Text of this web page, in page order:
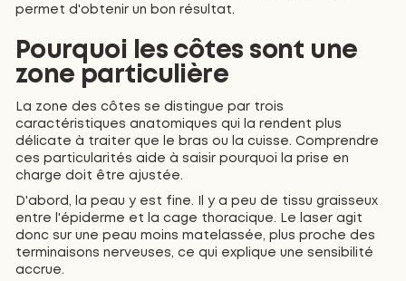
permet d'obtenir un bon résultat.
Pourquoi les côtes sont une
zone particulière
La zone des côtes se distingue par trois
caractéristiques anatomiques qui la rendent plus
délicate à traiter que le bras ou la cuisse. Comprendre
ces particularités aide à saisir pourquoi la prise en
charge doit être ajustée.
D'abord, la peau y est fine. Il y a peu de tissu graisseux
entre l'épiderme et la cage thoracique. Le laser agit
donc sur une peau moins matelassée, plus proche des
terminaisons nerveuses, ce qui explique une sensibilité
accrue.